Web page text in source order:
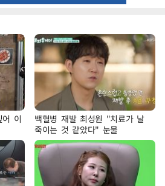
이
백혈병 재발 최성원 "치료가 날
죽이는 것 같았다" 눈물